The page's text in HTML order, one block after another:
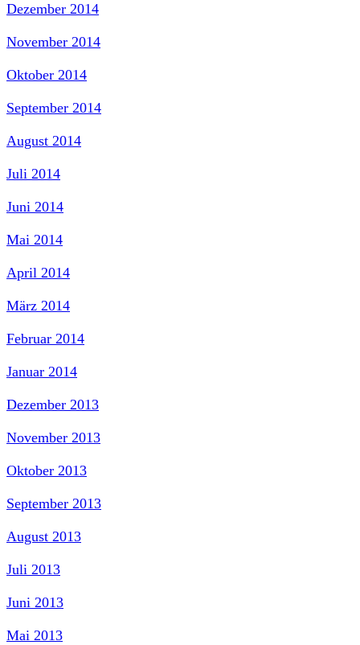
Dezember 2014
November 2014
Oktober 2014
September 2014
August 2014
Juli 2014
Juni 2014
Mai 2014
April 2014
März 2014
Februar 2014
Januar 2014
Dezember 2013
November 2013
Oktober 2013
September 2013
August 2013
Juli 2013
Juni 2013
Mai 2013